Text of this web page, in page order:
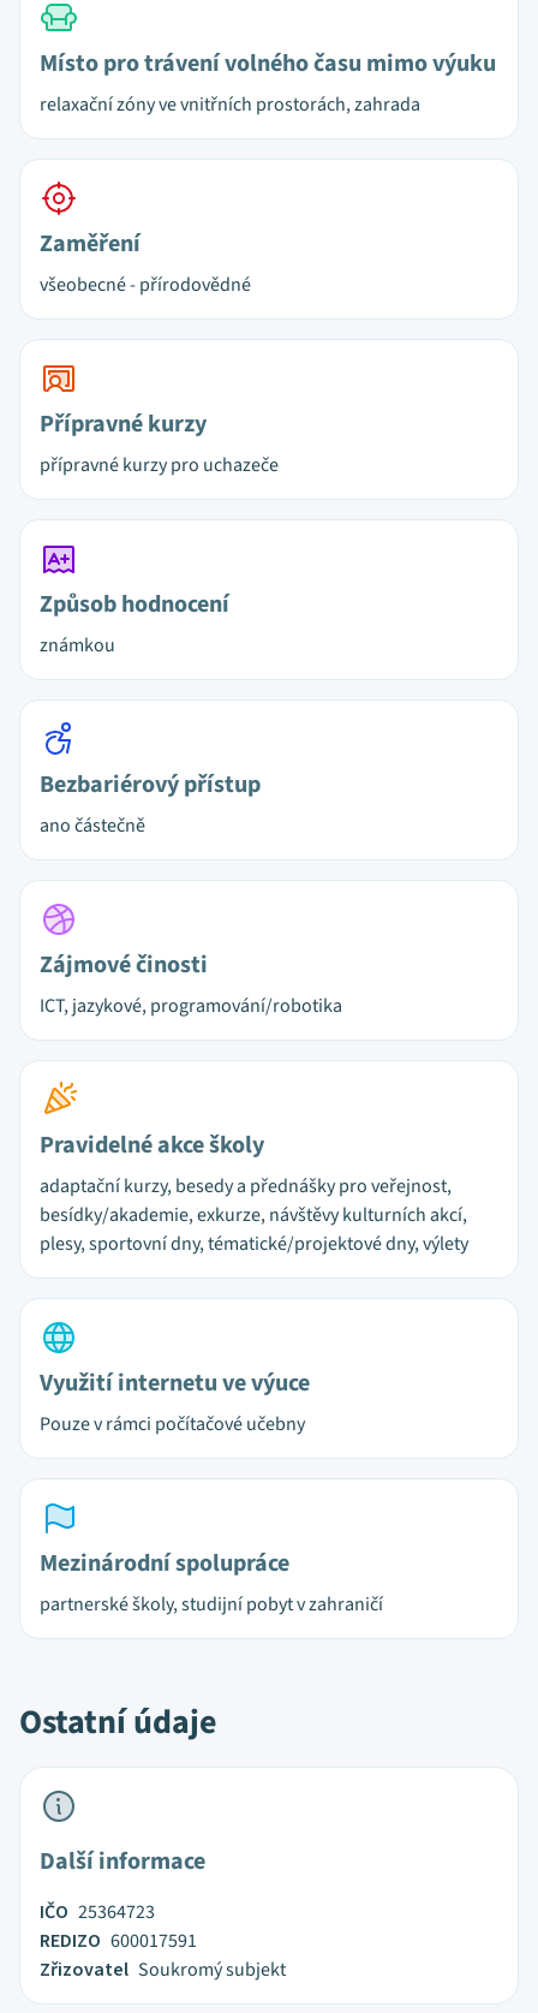
Místo pro trávení volného času mimo výuku
relaxační zóny ve vnitřních prostorách, zahrada
Zaměření
všeobecné - přírodovědné
Přípravné kurzy
přípravné kurzy pro uchazeče
Způsob hodnocení
známkou
Bezbariérový přístup
ano částečně
Zájmové činosti
ICT, jazykové, programování/robotika
Pravidelné akce školy
adaptační kurzy, besedy a přednášky pro veřejnost,
besídky/akademie, exkurze, návštěvy kulturních akcí,
plesy, sportovní dny, tématické/projektové dny, výlety
Využití internetu ve výuce
Pouze v rámci počítačové učebny
Mezinárodní spolupráce
partnerské školy, studijní pobyt v zahraničí
Ostatní údaje
Další informace
IČO 25364723
REDIZO 600017591
Zřizovatel Soukromý subjekt